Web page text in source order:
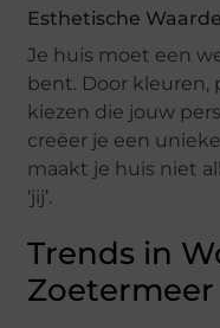
Esthetische
Je huis moet een
bent. Door
kiezen die jouw
creëer je een
maakt je huis niet
‘jij’.
Trends in
Zoetermeer